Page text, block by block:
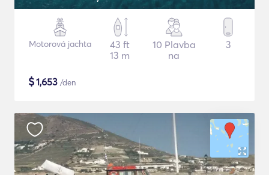
Motorová jachta
43 ft
13 m
10 Plavba
na
3
$1,653 /den